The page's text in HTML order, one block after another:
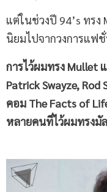
แต่ในช่วงปี 94’s ทร
นิยมไปจากวงการแฟ
การไว้ผมทรง Mullet
Patrick Swayze,
คอม The Facts of
หลายคนที่ไว้ผมทรงมั